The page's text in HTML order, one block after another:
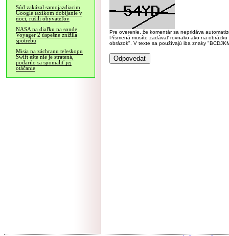
Súd zakázal samojazdiacim
Google taxíkom dobíjanie v
noci, rušili obyvateľov
NASA na diaľku na sonde
Voyager 2 úspešne znížila
spotrebu
Misia na záchranu teleskopu
Swift ešte nie je stratená,
podarilo sa spomaliť jej
otáčanie
Pre overenie, že komentár sa nepridáva
Písmená musíte zadávať rovnako ako na
obrázok". V texte sa používajú iba znaky